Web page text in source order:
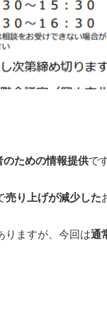
ための情報提供で
売り上げが減少した
りますが、今回は通